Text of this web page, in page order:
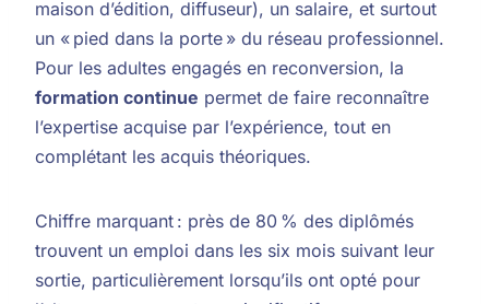
maison d’édition, diffuseur), un salaire, et surtout
un « pied dans la porte » du réseau professionnel.
Pour les adultes engagés en reconversion, la
formation continue permet de faire reconnaître
l’expertise acquise par l’expérience, tout en
complétant les acquis théoriques.
Chiffre marquant : près de 80 % des diplômés
trouvent un emploi dans les six mois suivant leur
sortie, particulièrement lorsqu’ils ont opté pour